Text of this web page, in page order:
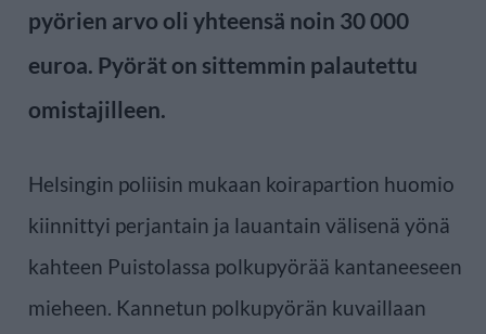
pyörien arvo oli yhteensä noin 30 000
euroa. Pyörät on sittemmin palautettu
omistajilleen.
Helsingin poliisin mukaan koirapartion huomio
kiinnittyi perjantain ja lauantain välisenä yönä
kahteen Puistolassa polkupyörää kantaneeseen
mieheen. Kannetun polkupyörän kuvaillaan